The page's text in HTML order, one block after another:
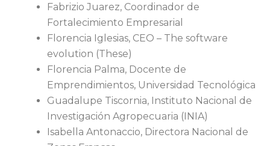
Fabrizio Juarez, Coordinador de
Fortalecimiento Empresarial
Florencia Iglesias, CEO – The software
evolution (These)
Florencia Palma, Docente de
Emprendimientos, Universidad Tecnológica
Guadalupe Tiscornia, Instituto Nacional de
Investigación Agropecuaria (INIA)
Isabella Antonaccio, Directora Nacional de